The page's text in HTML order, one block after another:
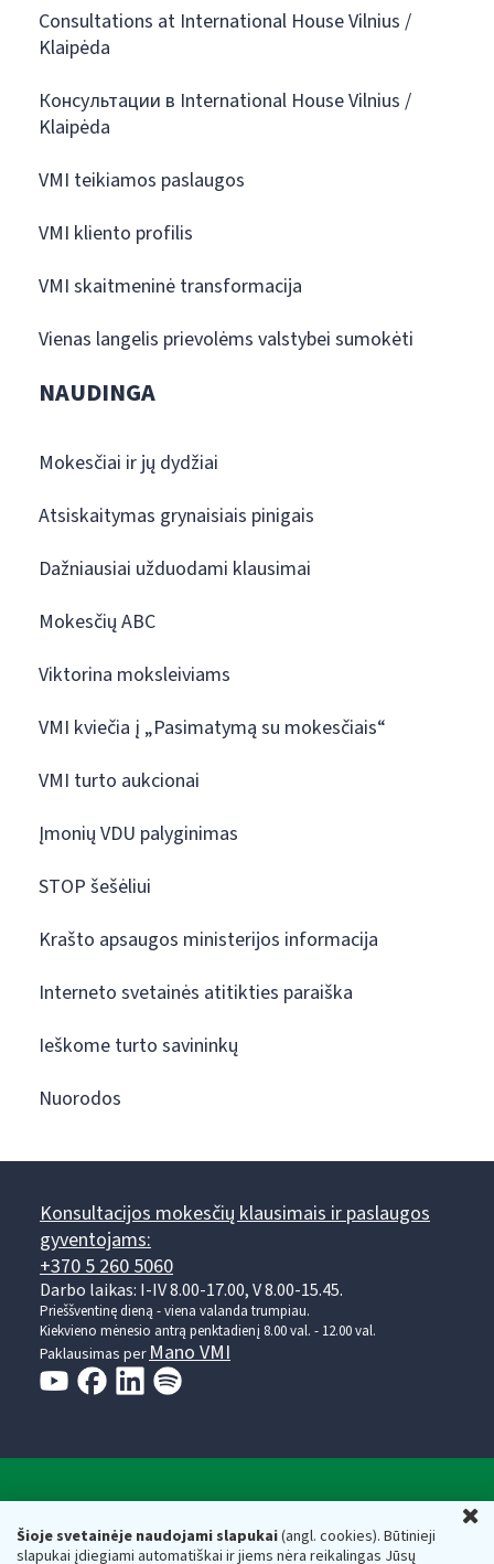
Šioje svetainėje naudojami slapukai(angl. cookies). Būtinieji
slapukai įdiegiami automatiškai ir jiems nėra reikalingas Jūsų
Consultations at International House Vilnius /
Klaipėda
Консультации в International House Vilnius /
Klaipėda
VMI teikiamos paslaugos
VMI kliento profilis
VMI skaitmeninė transformacija
Vienas langelis prievolėms valstybei sumokėti
NAUDINGA
Mokesčiai ir jų dydžiai
Atsiskaitymas grynaisiais pinigais
Dažniausiai užduodami klausimai
Mokesčių ABC
Viktorina moksleiviams
VMI kviečia į „Pasimatymą su mokesčiais“
VMI turto aukcionai
Įmonių VDU palyginimas
STOP šešėliui
Krašto apsaugos ministerijos informacija
Interneto svetainės atitikties paraiška
Ieškome turto savininkų
Nuorodos
Konsultacijos mokesčių klausimais ir paslaugos
gyventojams:
+370 5 260 5060
Darbo laikas: I-IV 8.00-17.00, V 8.00-15.45.
Prieššventinę dieną - viena valanda trumpiau.
Kiekvieno mėnesio antrą penktadienį 8.00 val. - 12.00 val.
Paklausimas per Mano VMI
Respublikos finansų ministerijos